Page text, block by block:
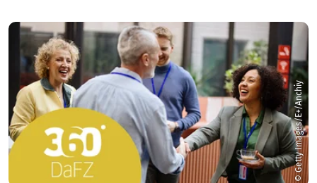
© Getty Images/E+/Anchiy